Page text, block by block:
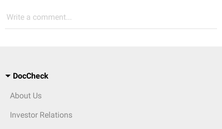
Write a comment...
DocCheck
About Us
Investor Relations